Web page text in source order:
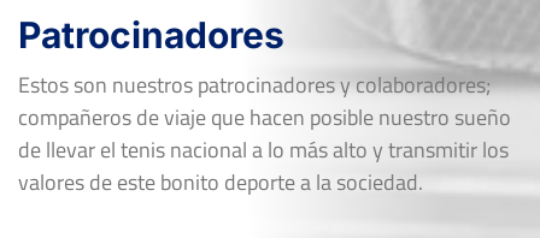
Patrocinadores
Estos son nuestros patrocinadores y colaboradores;
compañeros de viaje que hacen posible nuestro sueño
de llevar el tenis nacional a lo más alto y transmitir los
valores de este bonito deporte a la sociedad.